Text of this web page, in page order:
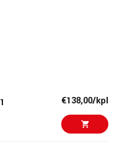
ja up/down-painikkeet
mukana
€138,00/kpl